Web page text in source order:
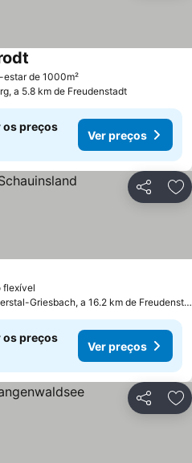
estar de 1000m²
a 5.8 km de Freudenstadt
os preços
Ver preços
Partilhar
flexível
Bad Peterstal-Griesbach, a 16.2 km de Freudenstadt
os preços
Ver preços
Partilhar